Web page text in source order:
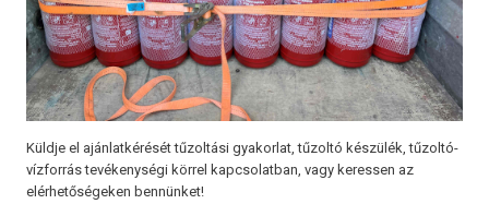
Küldje el ajánlatkérését tűzoltási gyakorlat, tűzoltó készülék, tűzoltó-
vízforrás tevékenységi körrel kapcsolatban, vagy keressen az
elérhetőségeken bennünket!